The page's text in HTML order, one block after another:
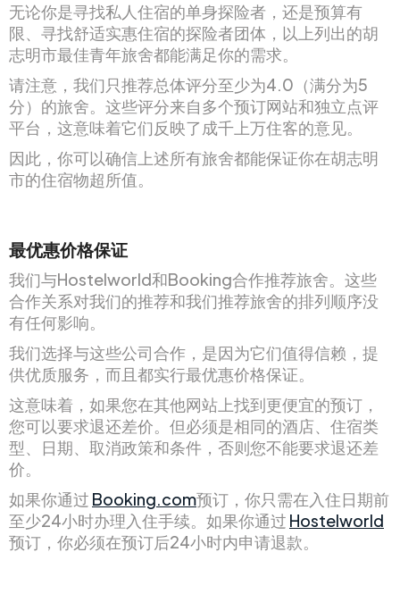
无论你是寻找私人住宿的单身探险者，还是预算有
限、寻找舒适实惠住宿的探险者团体，以上列出的胡
志明市最佳青年旅舍都能满足你的需求。
请注意，我们只推荐总体评分至少为4.0（满分为5
分）的旅舍。这些评分来自多个预订网站和独立点评
平台，这意味着它们反映了成千上万住客的意见。
因此，你可以确信上述所有旅舍都能保证你在胡志明
市的住宿物超所值。
最优惠价格保证
我们与Hostelworld和Booking合作推荐旅舍。这些
合作关系对我们的推荐和我们推荐旅舍的排列顺序没
有任何影响。
我们选择与这些公司合作，是因为它们值得信赖，提
供优质服务，而且都实行最优惠价格保证。
这意味着，如果您在其他网站上找到更便宜的预订，
您可以要求退还差价。但必须是相同的酒店、住宿类
型、日期、取消政策和条件，否则您不能要求退还差
价。
如果你通过 Booking.com预订，你只需在入住日期前
至少24小时办理入住手续。如果你通过 Hostelworld
预订，你必须在预订后24小时内申请退款。